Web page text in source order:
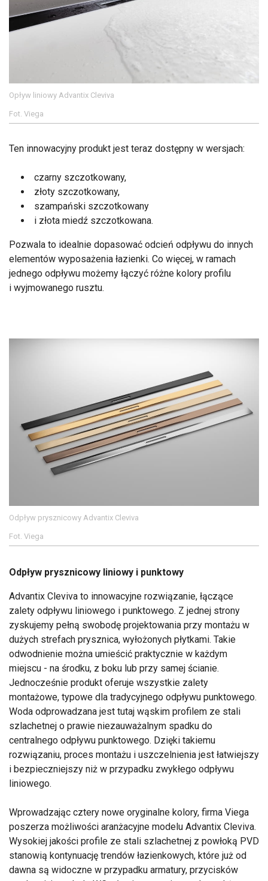
Opływ liniowy Advantix Cleviva
Fot. Viega
Ten innowacyjny produkt jest teraz dostępny w wersjach:
czarny szczotkowany,
złoty szczotkowany,
szampański szczotkowany
i złota miedź szczotkowana.
Pozwala to idealnie dopasować odcień odpływu do innych
elementów wyposażenia łazienki. Co więcej, w ramach
jednego odpływu możemy łączyć różne kolory profilu
i wyjmowanego rusztu.
Odpływ prysznicowy Advantix Cleviva
Fot. Viega
Odpływ prysznicowy liniowy i punktowy
Advantix Cleviva to innowacyjne rozwiązanie, łączące
zalety odpływu liniowego i punktowego. Z jednej strony
zyskujemy pełną swobodę projektowania przy montażu w
dużych strefach prysznica, wyłożonych płytkami. Takie
odwodnienie można umieścić praktycznie w każdym
miejscu - na środku, z boku lub przy samej ścianie.
Jednocześnie produkt oferuje wszystkie zalety
montażowe, typowe dla tradycyjnego odpływu punktowego.
Woda odprowadzana jest tutaj wąskim profilem ze stali
szlachetnej o prawie niezauważalnym spadku do
centralnego odpływu punktowego. Dzięki takiemu
rozwiązaniu, proces montażu i uszczelnienia jest łatwiejszy
i bezpieczniejszy niż w przypadku zwykłego odpływu
liniowego.
Wprowadzając cztery nowe oryginalne kolory, firma Viega
poszerza możliwości aranżacyjne modelu Advantix Cleviva.
Wysokiej jakości profile ze stali szlachetnej z powłoką PVD
stanowią kontynuację trendów łazienkowych, które już od
dawna są widoczne w przypadku armatury, przycisków